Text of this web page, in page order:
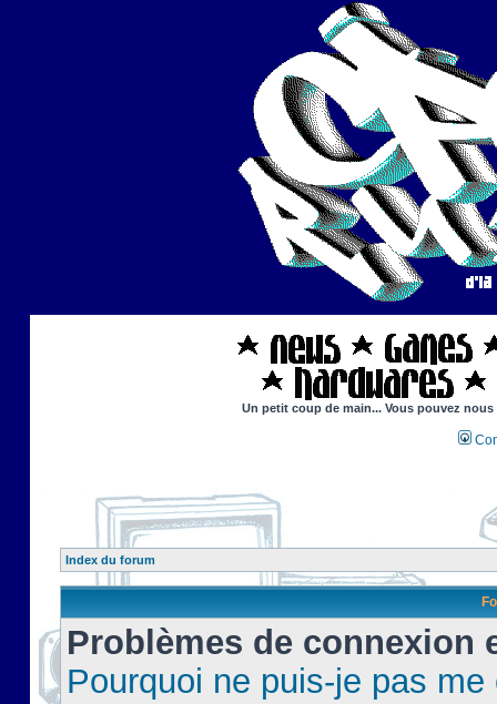
Un petit coup de main... Vous pouvez
Index du forum
Problèmes de connexion
Pourquoi ne puis-je pas